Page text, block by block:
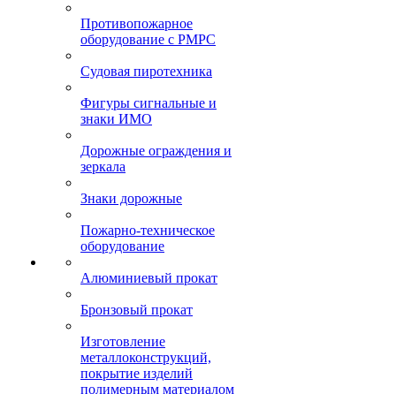
Противопожарное
оборудование с РМРС
Судовая пиротехника
Фигуры сигнальные и
знаки ИМО
Дорожные ограждения и
зеркала
Знаки дорожные
Пожарно-техническое
оборудование
Алюминиевый прокат
Бронзовый прокат
Изготовление
металлоконструкций,
покрытие изделий
полимерным материалом